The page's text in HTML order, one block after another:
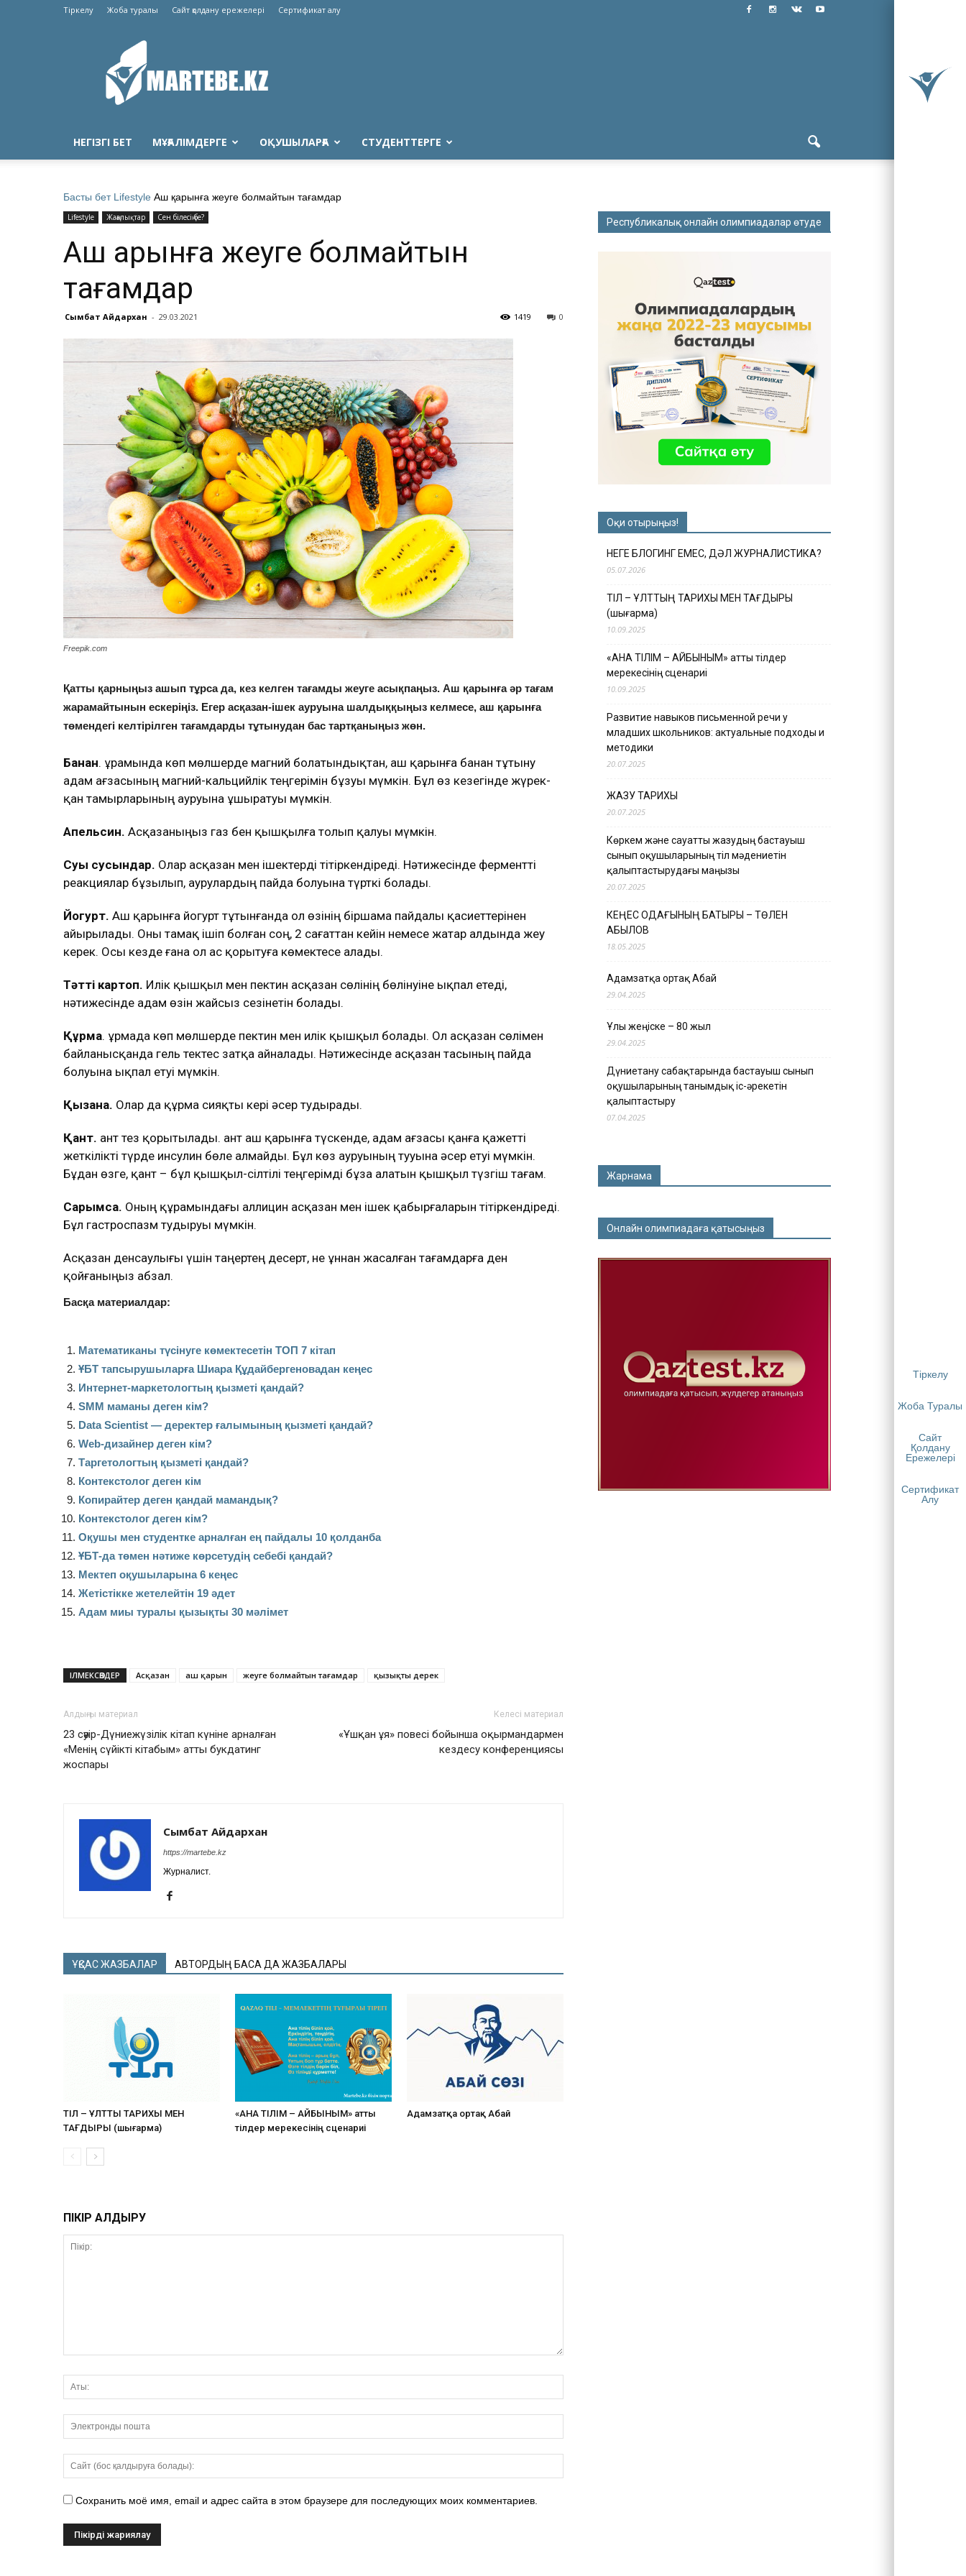
Тіркелу
Жоба Туралы
Сайт
Қолдану
Ережелері
Сертификат
Алу
Тіркелу Жоба туралы Сайт қолдану ережелері Сертификат алу
Martebe.kz
білім
сайты
НЕГІЗГІ БЕТ МҰҒАЛІМДЕРГЕ ОҚУШЫЛАРҒА СТУДЕНТТЕРГЕ
Басты бет Lifestyle Аш қарынға жеуге болмайтын тағамдар
Lifestyle Жаңалықтар Сен білесің бе?
Аш қарынға жеуге болмайтын
тағамдар
Сымбат Айдархан - 29.03.2021 0
1419
Freepik.com
Қатты қарныңыз ашып тұрса да, кез келген тағамды жеуге асықпаңыз. Аш қарынға әр тағам
жарамайтынын ескеріңіз. Егер асқазан-ішек ауруына шалдыққыңыз келмесе, аш қарынға
төмендегі келтірілген тағамдарды тұтынудан бас тартқаныңыз жөн.
Банан. Құрамында көп мөлшерде магний болатындықтан, аш қарынға банан тұтыну
адам ағзасының магний-кальцийлік теңгерімін бұзуы мүмкін. Бұл өз кезегінде жүрек-
қан тамырларының ауруына ұшыратуы мүмкін.
Апельсин. Асқазаныңыз газ бен қышқылға толып қалуы мүмкін.
Суық сусындар. Олар асқазан мен ішектерді тітіркендіреді. Нәтижесінде ферментті
реакциялар бұзылып, аурулардың пайда болуына түрткі болады.
Йогурт. Аш қарынға йогурт тұтынғанда ол өзінің біршама пайдалы қасиеттерінен
айырылады. Оны тамақ ішіп болған соң, 2 сағаттан кейін немесе жатар алдында жеу
керек. Осы кезде ғана ол ас қорытуға көмектесе алады.
Тәтті картоп. Илік қышқыл мен пектин асқазан сөлінің бөлінуіне ықпал етеді,
нәтижесінде адам өзін жайсыз сезінетін болады.
Құрма. Құрмада көп мөлшерде пектин мен илік қышқыл болады. Ол асқазан сөлімен
байланысқанда гель тектес затқа айналады. Нәтижесінде асқазан тасының пайда
болуына ықпал етуі мүмкін.
Қызанақ. Олар да құрма сияқты кері әсер тудырады.
Қант. Қант тез қорытылады. Қант аш қарынға түскенде, адам ағзасы қанға қажетті
жеткілікті түрде инсулин бөле алмайды. Бұл көз ауруының тууына әсер етуі мүмкін.
Бұдан өзге, қант – бұл қышқыл-сілтілі теңгерімді бұза алатын қышқыл түзгіш тағам.
Сарымсақ. Оның құрамындағы аллицин асқазан мен ішек қабырғаларын тітіркендіреді.
Бұл гастроспазм тудыруы мүмкін.
Асқазан денсаулығы үшін таңертең десерт, не ұннан жасалған тағамдарға ден
қойғаныңыз абзал.
Басқа материалдар:
Математиканы түсінуге көмектесетін ТОП 7 кітап
ҰБТ тапсырушыларға Шиара Құдайбергеновадан кеңес
Интернет-маркетологтың қызметі қандай?
SMM маманы деген кім?
Data Scientist — деректер ғалымының қызметі қандай?
Web-дизайнер деген кім?
Таргетологтың қызметі қандай?
Контекстолог деген кім
Копирайтер деген қандай мамандық?
Контекстолог деген кім?
Оқушы мен студентке арналған ең пайдалы 10 қолданба
ҰБТ-да төмен нәтиже көрсетудің себебі қандай?
Мектеп оқушыларына 6 кеңес
Жетістікке жетелейтін 19 әдет
Адам миы туралы қызықты 30 мәлімет
ІЛМЕКСӨЗДЕР Асқазан аш қарын жеуге болмайтын тағамдар қызықты дерек
Алдыңғы материал
23 сәуір-Дүниежүзілік кітап күніне арналған
«Менің сүйікті кітабым» атты букдатинг
жоспары
Келесі материал
«Ұшқан ұя» повесі бойынша оқырмандармен
кездесу конференциясы
Сымбат Айдархан
https://martebe.kz
Журналист.
ҰҚСАС ЖАЗБАЛАР АВТОРДЫҢ БАСҚА ДА ЖАЗБАЛАРЫ
ТІЛ – ҰЛТТЫҢ ТАРИХЫ МЕН
ТАҒДЫРЫ (шығарма)
«АНА ТІЛІМ – АЙБЫНЫМ» атты
тілдер мерекесінің сценариі
Адамзатқа ортақ Абай
ПІКІР ҚАЛДЫРУ
Сохранить моё имя, email и адрес сайта в этом браузере для последующих моих комментариев.
Республикалық онлайн олимпиадалар өтуде
Оқи отырыңыз!
НЕГЕ БЛОГИНГ ЕМЕС, ДӘЛ ЖУРНАЛИСТИКА?
05.07.2026
ТІЛ – ҰЛТТЫҢ ТАРИХЫ МЕН ТАҒДЫРЫ
(шығарма)
10.09.2025
«АНА ТІЛІМ – АЙБЫНЫМ» атты тілдер
мерекесінің сценариі
10.09.2025
Развитие навыков письменной речи у
младших школьников: актуальные подходы и
методики
20.07.2025
ЖАЗУ ТАРИХЫ
20.07.2025
Көркем және сауатты жазудың бастауыш
сынып оқушыларының тіл мәдениетін
қалыптастырудағы маңызы
20.07.2025
КЕҢЕС ОДАҒЫНЫҢ БАТЫРЫ – ТӨЛЕН
ҚАБЫЛОВ
18.05.2025
Адамзатқа ортақ Абай
29.04.2025
Ұлы жеңіске – 80 жыл
29.04.2025
Дүниетану сабақтарында бастауыш сынып
оқушыларының танымдық іс-әрекетін
қалыптастыру
07.04.2025
Жарнама
Онлайн олимпиадаға қатысыңыз